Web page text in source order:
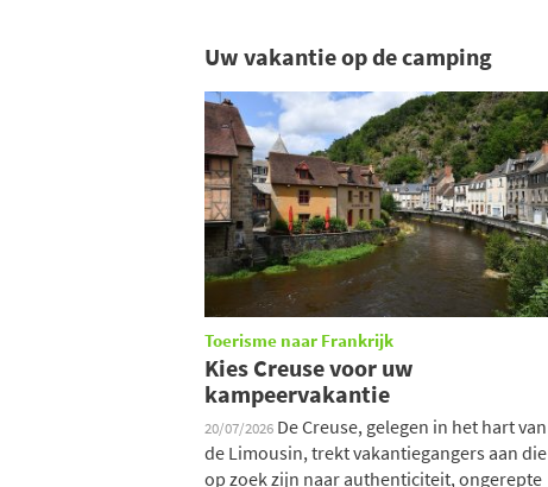
Uw vakantie op de camping
Toerisme naar Frankrijk
Kies Creuse voor uw
kampeervakantie
20/07/2026 De Creuse, gelegen in het hart van
de Limousin, trekt vakantiegangers aan die
op zoek zijn naar authenticiteit, ongerepte